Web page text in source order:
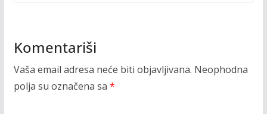
Komentariši
Vaša email adresa neće biti objavljivana. Neophodna
polja su označena sa *